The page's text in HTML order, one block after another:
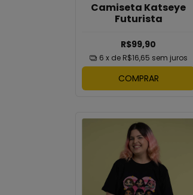
Camiseta Katseye
Futurista
R$99,90
6 x de R$16,65 sem juros
COMPRAR